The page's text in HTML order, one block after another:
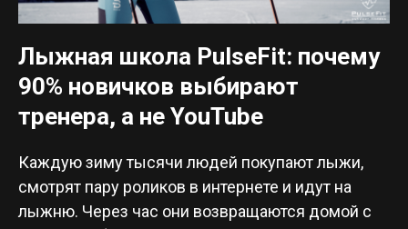
Лыжная школа PulseFit: почему
90% новичков выбирают
тренера, а не YouTube
Каждую зиму тысячи людей покупают лыжи,
смотрят пару роликов в интернете и идут на
лыжню. Через час они возвращаются домой с